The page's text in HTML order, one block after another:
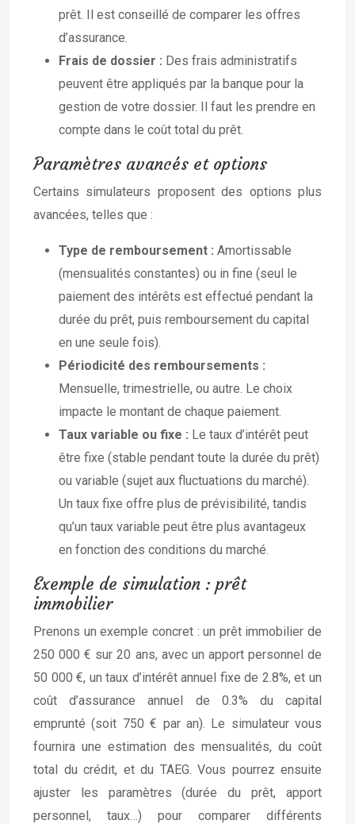
prêt. Il est conseillé de comparer les offres
d’assurance.
Frais de dossier : Des frais administratifs
peuvent être appliqués par la banque pour la
gestion de votre dossier. Il faut les prendre en
compte dans le coût total du prêt.
Paramètres avancés et options
Certains simulateurs proposent des options plus
avancées, telles que :
Type de remboursement : Amortissable
(mensualités constantes) ou in fine (seul le
paiement des intérêts est effectué pendant la
durée du prêt, puis remboursement du capital
en une seule fois).
Périodicité des remboursements :
Mensuelle, trimestrielle, ou autre. Le choix
impacte le montant de chaque paiement.
Taux variable ou fixe : Le taux d’intérêt peut
être fixe (stable pendant toute la durée du prêt)
ou variable (sujet aux fluctuations du marché).
Un taux fixe offre plus de prévisibilité, tandis
qu’un taux variable peut être plus avantageux
en fonction des conditions du marché.
Exemple de simulation : prêt
immobilier
Prenons un exemple concret : un prêt immobilier de
250 000 € sur 20 ans, avec un apport personnel de
50 000 €, un taux d’intérêt annuel fixe de 2.8%, et un
coût d’assurance annuel de 0.3% du capital
emprunté (soit 750 € par an). Le simulateur vous
fournira une estimation des mensualités, du coût
total du crédit, et du TAEG. Vous pourrez ensuite
ajuster les paramètres (durée du prêt, apport
personnel, taux…) pour comparer différents